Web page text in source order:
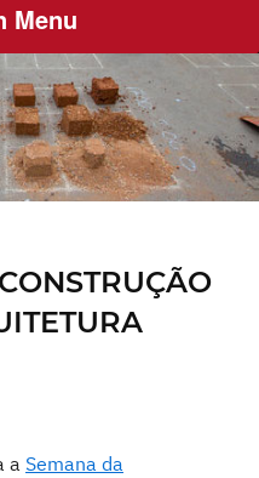
Menu
a Semana da